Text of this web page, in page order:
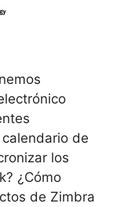
de
los
¿Cómo
de Zimbra